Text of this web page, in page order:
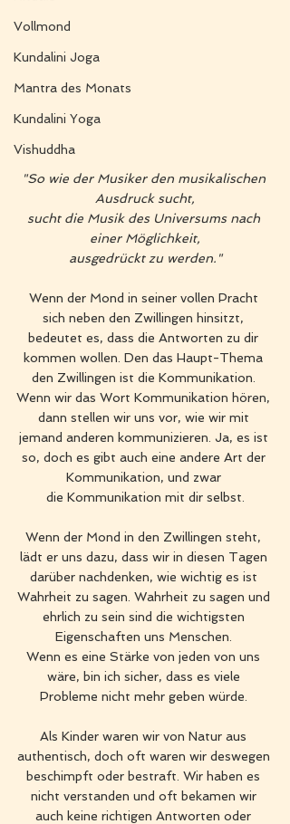
Vollmond
Kundalini Joga
Mantra des Monats
Kundalini Yoga
Vishuddha
"So wie der Musiker den musikalischen
Ausdruck sucht,
sucht die Musik des Universums nach
einer Möglichkeit,
ausgedrückt zu werden."
Wenn der Mond in seiner vollen Pracht
sich neben den Zwillingen hinsitzt,
bedeutet es, dass die Antworten zu dir
kommen wollen. Den das Haupt-Thema
den Zwillingen ist die Kommunikation.
Wenn wir das Wort Kommunikation hören,
dann stellen wir uns vor, wie wir mit
jemand anderen kommunizieren. Ja, es ist
so, doch es gibt auch eine andere Art der
Kommunikation, und zwar
die Kommunikation mit dir selbst.
Wenn der Mond in den Zwillingen steht,
lädt er uns dazu, dass wir in diesen Tagen
darüber nachdenken, wie wichtig es ist
Wahrheit zu sagen. Wahrheit zu sagen und
ehrlich zu sein sind die wichtigsten
Eigenschaften uns Menschen.
Wenn es eine Stärke von jeden von uns
wäre, bin ich sicher, dass es viele
Probleme nicht mehr geben würde.
Als Kinder waren wir von Natur aus
authentisch, doch oft waren wir deswegen
beschimpft oder bestraft. Wir haben es
nicht verstanden und oft bekamen wir
auch keine richtigen Antworten oder